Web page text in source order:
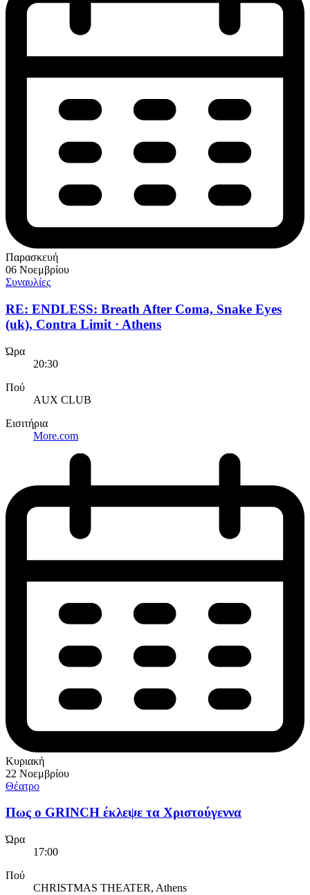
Παρασκευή
06 Νοεμβρίου
Συναυλίες
RE: ENDLESS: Breath After Coma, Snake Eyes
(uk), Contra Limit · Athens
Ώρα
20:30
Πού
AUX CLUB
Εισιτήρια
More.com
Κυριακή
22 Νοεμβρίου
Θέατρο
Πως ο GRINCH έκλεψε τα Χριστούγεννα
Ώρα
17:00
Πού
CHRISTMAS THEATER, Athens